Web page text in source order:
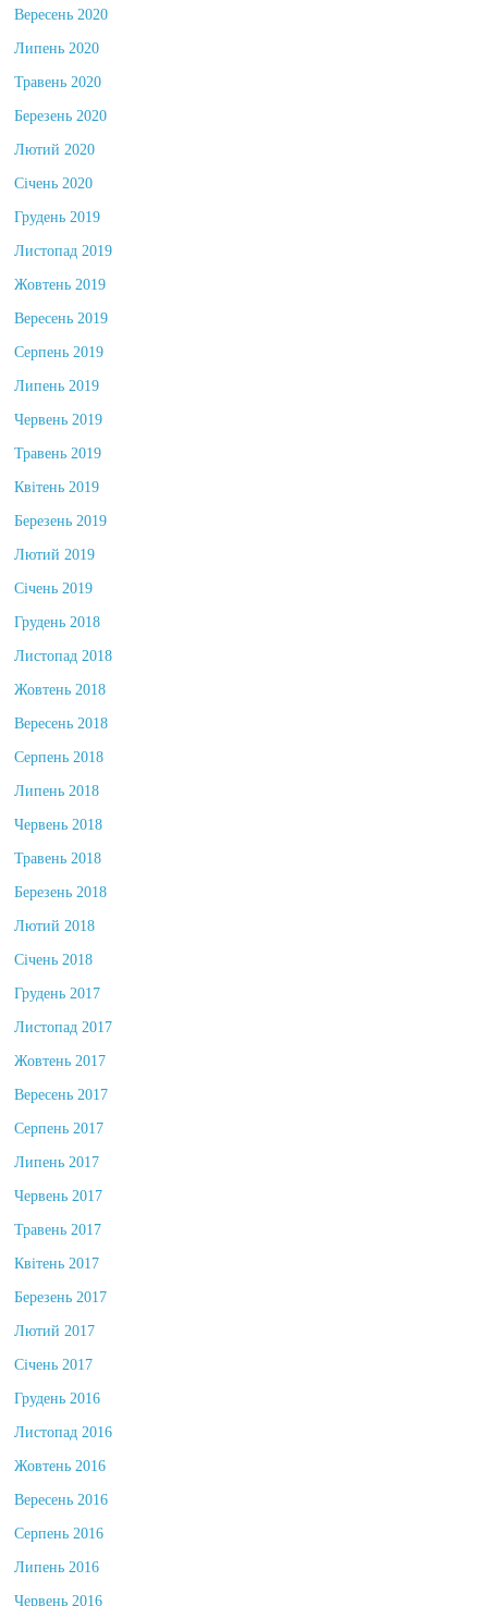
Вересень 2020
Липень 2020
Травень 2020
Березень 2020
Лютий 2020
Січень 2020
Грудень 2019
Листопад 2019
Жовтень 2019
Вересень 2019
Серпень 2019
Липень 2019
Червень 2019
Травень 2019
Квітень 2019
Березень 2019
Лютий 2019
Січень 2019
Грудень 2018
Листопад 2018
Жовтень 2018
Вересень 2018
Серпень 2018
Липень 2018
Червень 2018
Травень 2018
Березень 2018
Лютий 2018
Січень 2018
Грудень 2017
Листопад 2017
Жовтень 2017
Вересень 2017
Серпень 2017
Липень 2017
Червень 2017
Травень 2017
Квітень 2017
Березень 2017
Лютий 2017
Січень 2017
Грудень 2016
Листопад 2016
Жовтень 2016
Вересень 2016
Серпень 2016
Липень 2016